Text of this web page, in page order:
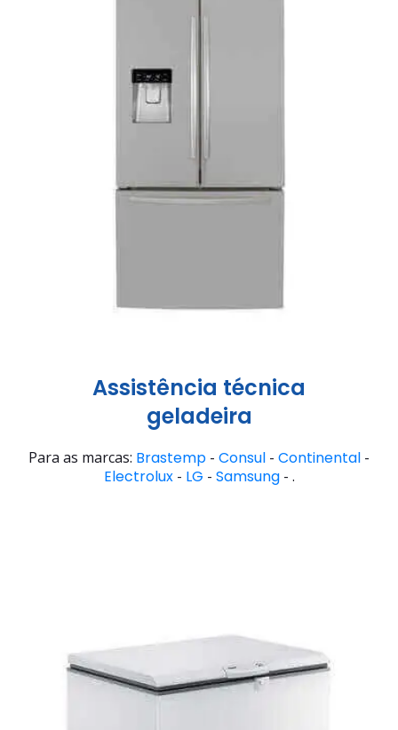
Assistência técnica
geladeira
Para as marcas: Brastemp - Consul - Continental -
Electrolux- LG - Samsung- .